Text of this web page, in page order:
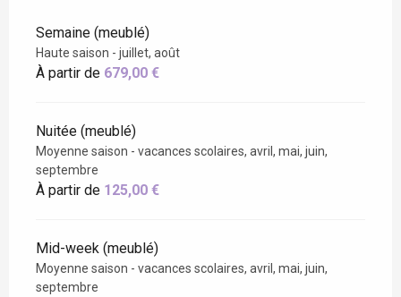
Semaine (meublé)
Haute saison - juillet, août
À partir de 679,00 €
Nuitée (meublé)
Moyenne saison - vacances scolaires, avril, mai, juin,
septembre
À partir de 125,00 €
Mid-week (meublé)
Moyenne saison - vacances scolaires, avril, mai, juin,
septembre